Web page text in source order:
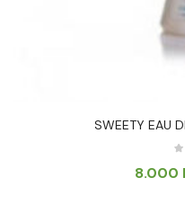
SWEETY EAU
8.000